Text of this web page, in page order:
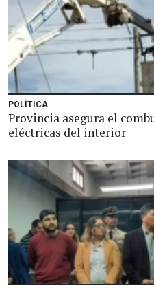
POLÍTICA
Provincia asegura el
eléctricas del interior